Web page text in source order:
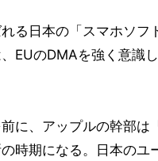
る日本の「スマホソ
EUのDMAを強く意識
に、アップルの幹部
時期になる。日本の